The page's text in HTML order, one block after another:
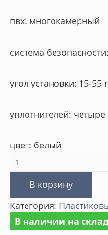
пвх: многокамерный
система
угол установки: 15-55
уплотнителей: четыре
цвет: белый
Количество
товара
V
U3
В корзину
Категория:
В наличии на